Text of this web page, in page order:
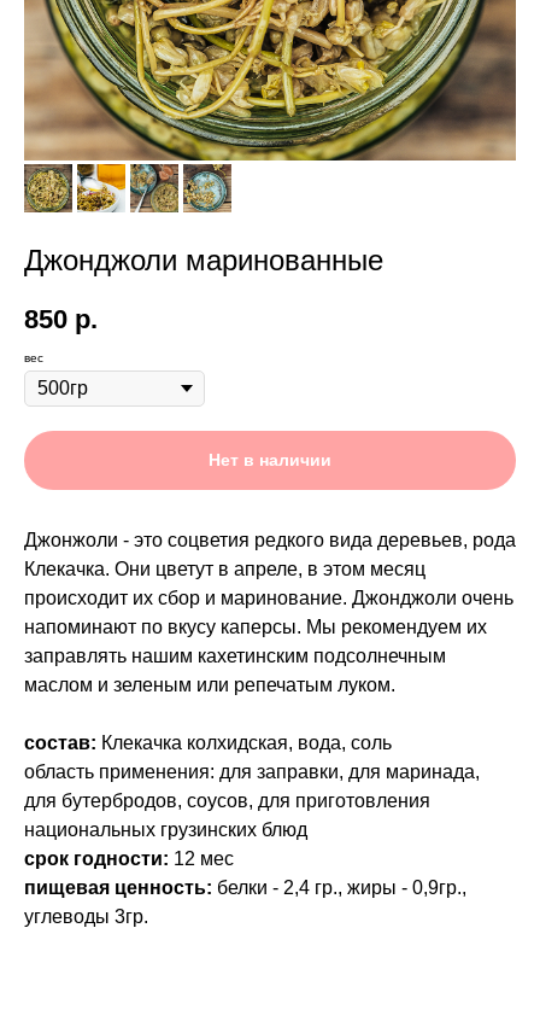
Джонджоли маринованные
850 р.
вес
Нет в наличии
Джонжоли - это соцветия редкого вида деревьев, рода
Клекачка. Они цветут в апреле, в этом месяц
происходит их сбор и маринование. Джонджоли очень
напоминают по вкусу каперсы. Мы рекомендуем их
заправлять нашим кахетинским подсолнечным
маслом и зеленым или репечатым луком.
состав: Клекачка колхидская, вода, соль
область применения: для заправки, для маринада,
для бутербродов, соусов, для приготовления
национальных грузинских блюд
срок годности: 12 мес
пищевая ценность: белки - 2,4 гр., жиры - 0,9гр.,
углеводы 3гр.